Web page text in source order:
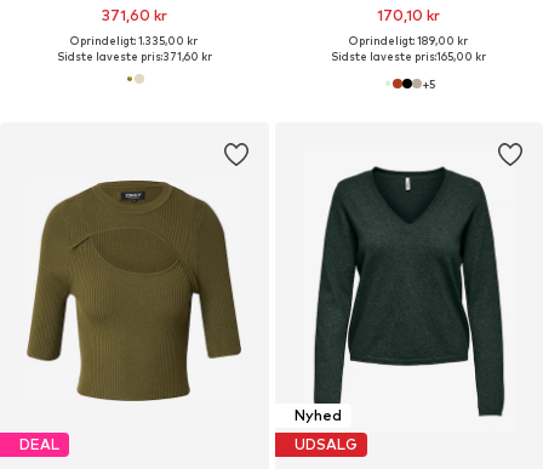
371,60 kr
Oprindeligt: 1.335,00 kr
Sidste laveste pris:371,60 kr
170,10 kr
Oprindeligt: 189,00 kr
Sidste laveste pris:165,00 kr
+5
DEAL
Nyhed
UDSALG